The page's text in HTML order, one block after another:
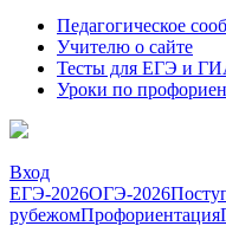
Педагогическое
Учителю о сайте
Тесты для ЕГЭ и
Уроки по
Вход
ЕГЭ-2026ОГЭ-2026
рубежомПрофориентация